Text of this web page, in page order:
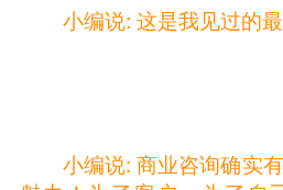
小编说: 这是我见过的
小编说:商业咨询确实